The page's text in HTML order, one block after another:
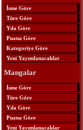
İsme Göre
Türe Göre
Yıla Göre
Puana Göre
Kategoriye Göre
Yeni Yayımlanacaklar
Mangalar
İsme Göre
Türe Göre
Yıla Göre
Puana Göre
Yeni Yayımlanacaklar